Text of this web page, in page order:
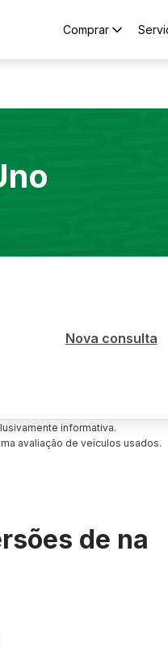
Comprar
Nova consulta
informativa.
avaliação de veículos usados.
de na